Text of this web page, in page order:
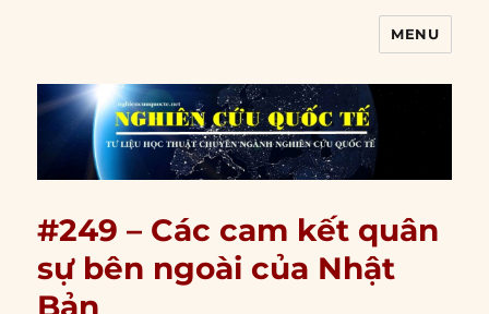
MENU
#249 – Các cam kết quân
sự bên ngoài của Nhật